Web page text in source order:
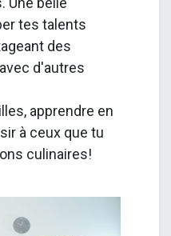
tes talents
des
d'autres
apprendre en
à ceux que tu
culinaires!